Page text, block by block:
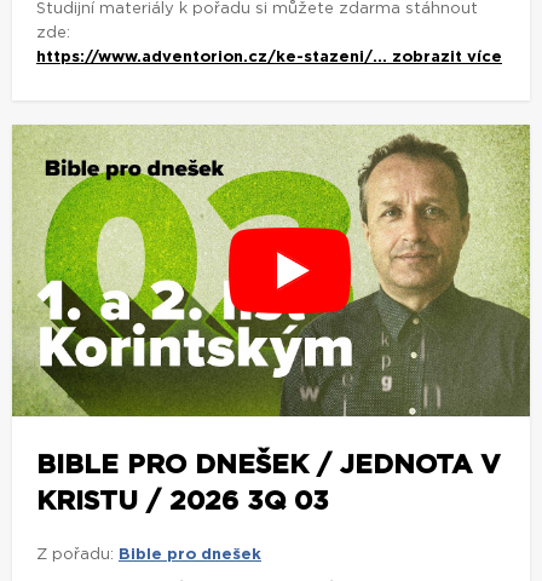
Studijní materiály k pořadu si můžete zdarma stáhnout
zde:
https://www.adventorion.cz/ke-stazeni/... zobrazit více
BIBLE PRO DNEŠEK / JEDNOTA V
KRISTU / 2026 3Q 03
Z pořadu: Bible pro dnešek